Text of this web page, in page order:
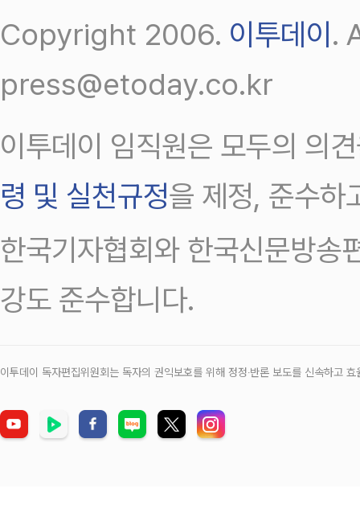
Copyright 2006. 이투데이 .
press@etoday.co.kr
이투데이 임직원은 모두의 의
령 및 실천규정을 제정, 준수하
한국기자협회와 한국신문방송
강도 준수합니다.
이투데이 독자편집위원회는 독자의 권익보호를 위해 정정‧반론 보도를 신속하고